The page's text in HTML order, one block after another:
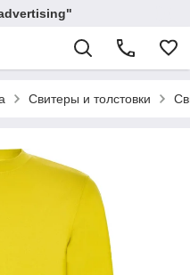
Свитеры и толстовки